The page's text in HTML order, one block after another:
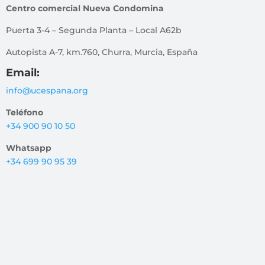
Centro comercial Nueva Condomina
Puerta 3-4 – Segunda Planta – Local A62b
Autopista A-7, km.760, Churra, Murcia, España
Email:
info@ucespana.org
Teléfono
+34 900 90 10 50
Whatsapp
+34 699 90 95 39